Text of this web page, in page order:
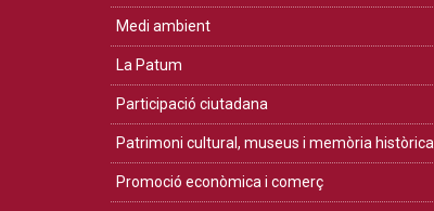
Medi ambient
La Patum
Participació ciutadana
Patrimoni cultural, museus i memòria històrica
Promoció econòmica i comerç